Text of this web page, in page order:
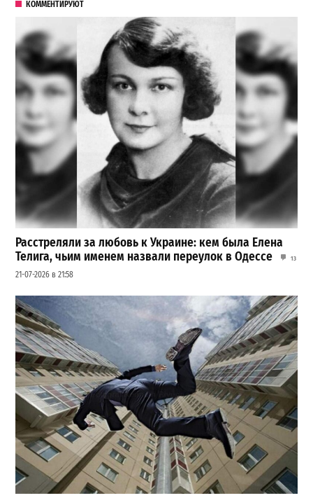
КОММЕНТИРУЮТ
Расстреляли за любовь к Украине: кем была Елена
Телига, чьим именем назвали переулок в Одессе
13
21-07-2026 в 21:58